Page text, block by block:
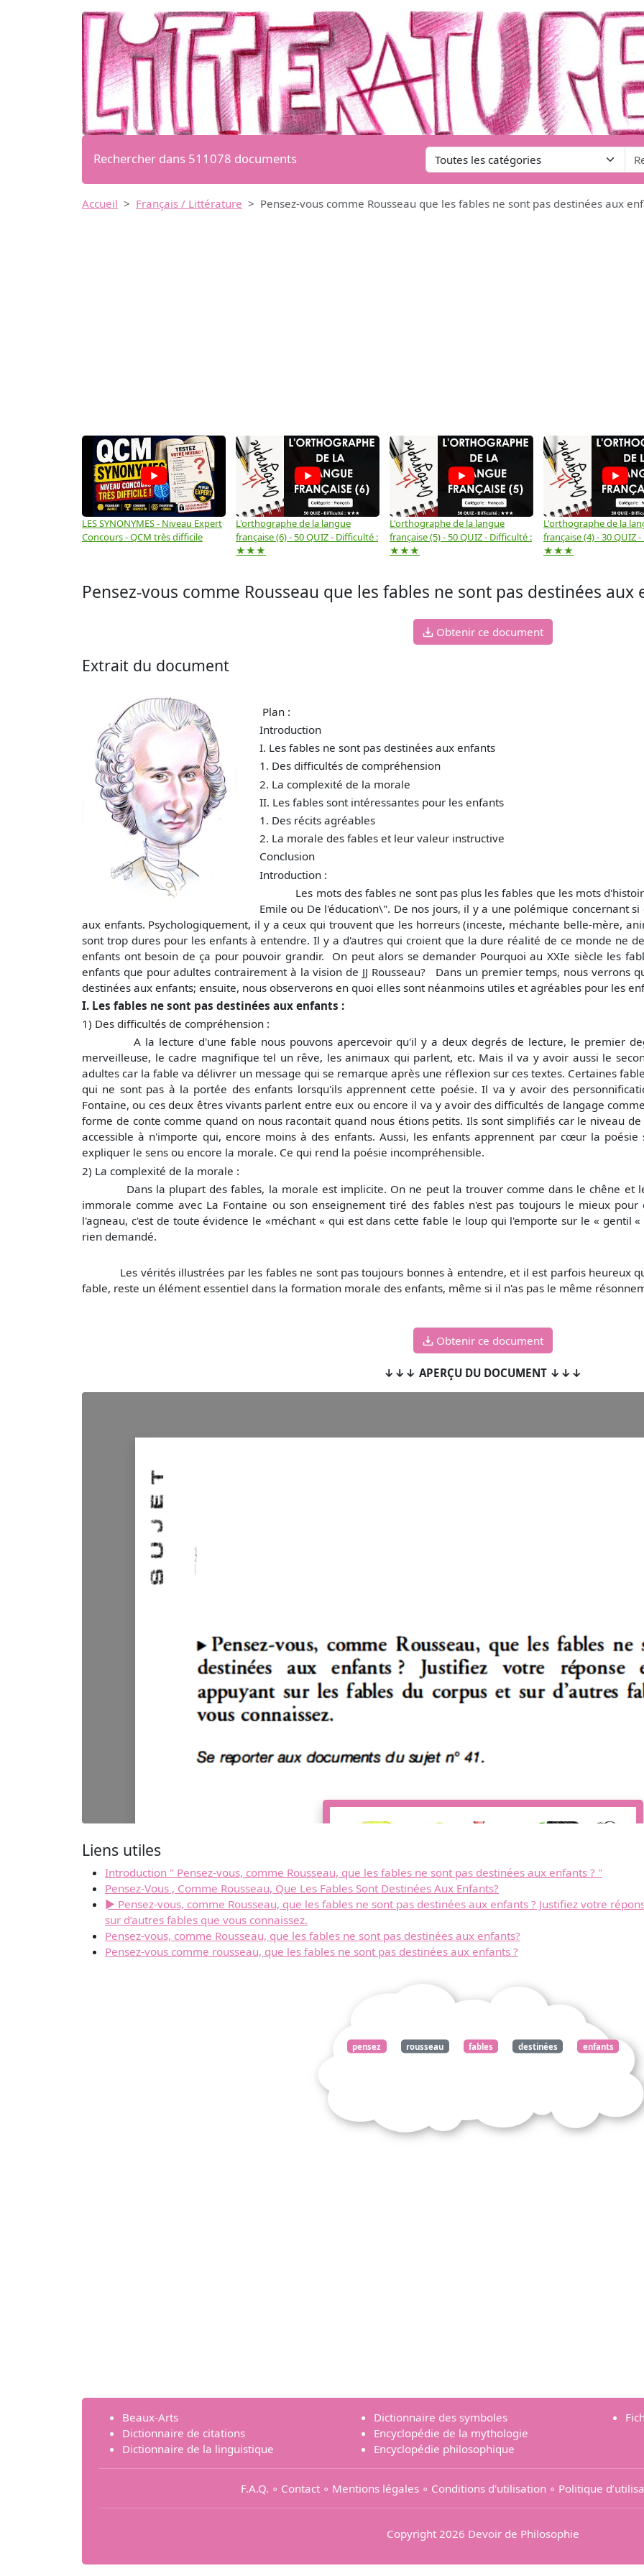
Rechercher dans 511078 documents
Accueil Français / Littérature Pensez-vous comme Rousseau que les fables ne sont pas destinées aux
LES SYNONYMES - Niveau Expert
Concours - QCM très difficile
L'orthographe de la langue
française (6) - 50 QUIZ - Difficulté :
★★★
L'orthographe de la langue
française (5) - 50 QUIZ - Difficulté :
★★★
L'orthographe de la
française (4) - 30 QUIZ
★★★
Pensez-vous comme Rousseau que les fables ne sont pas destinées aux
Obtenir ce document
Extrait du document
Plan :
Introduction
I. Les fables ne sont pas destinées aux enfants
1. Des difficultés de compréhension
2. La complexité de la morale
II. Les fables sont intéressantes pour les enfants
1. Des récits agréables
2. La morale des fables et leur valeur instructive
Conclusion
Introduction :
Les mots des fables ne sont pas plus les fables que les mots
Emile ou De l'éducation\". De nos jours, il y a une polémique concernant
aux enfants. Psychologiquement, il y a ceux qui trouvent que les horreurs (inceste, méchante belle-mère,
sont trop dures pour les enfants à entendre. Il y a d'autres qui croient que la dure réalité de ce monde ne
enfants ont besoin de ça pour pouvoir grandir.
On peut alors se demander Pourquoi au XXIe siècle les
enfants que pour adultes contrairement à la vision de JJ Rousseau?
Dans un premier temps, nous verrons
destinées aux enfants; ensuite, nous observerons en quoi elles sont néanmoins utiles et agréables pour les
I. Les fables ne sont pas destinées aux enfants :
1) Des difficultés de compréhension :
A la lecture d'une fable nous pouvons apercevoir qu'il y a deux degrés de lecture, le premier
merveilleuse, le cadre magnifique tel un rêve, les animaux qui parlent, etc. Mais il va y avoir aussi le
adultes car la fable va délivrer un message qui se remarque après une réflexion sur ces textes. Certaines
qui ne sont pas à la portée des enfants lorsqu'ils apprennent cette poésie. Il va y avoir des
Fontaine, ou ces deux êtres vivants parlent entre eux ou encore il va y avoir des difficultés de langage
forme de conte comme quand on nous racontait quand nous étions petits. Ils sont simplifiés car le niveau
accessible à n'importe qui, encore moins à des enfants. Aussi, les enfants apprennent par cœur la
expliquer le sens ou encore la morale. Ce qui rend la poésie incompréhensible.
2) La complexité de la morale :
Dans la plupart des fables, la morale est implicite. On ne peut la trouver comme dans le chêne et le
immorale comme avec La Fontaine ou son enseignement tiré des fables n'est pas toujours le mieux
l'agneau, c'est de toute évidence le «méchant « qui est dans cette fable le loup qui l'emporte sur le « gentil
rien demandé.
Les vérités illustrées par les fables ne sont pas toujours bonnes à entendre, et il est parfois heureux
fable, reste un élément essentiel dans la formation morale des enfants, même si il n'as pas le même
Obtenir ce document
↓↓↓ APERÇU DU DOCUMENT ↓↓↓
Télécharger
gratuitement ce
document
Liens utiles
Introduction " Pensez-vous, comme Rousseau, que les fables ne sont pas destinées aux enfants ? "
Pensez-Vous , Comme Rousseau, Que Les Fables Sont Destinées Aux Enfants?
► Pensez-vous, comme Rousseau, que les fables ne sont pas destinées aux enfants ? Justifiez votre
sur d’autres fables que vous connaissez.
Pensez-vous, comme Rousseau, que les fables ne sont pas destinées aux enfants?
Pensez-vous comme rousseau, que les fables ne sont pas destinées aux enfants ?
pensez rousseau fables destinées enfants
Beaux-Arts
Dictionnaire de citations
Dictionnaire de la linguistique
Dictionnaire des symboles
Encyclopédie de la mythologie
Encyclopédie philosophique
F.A.Q. ∘ Contact∘ Mentions légales∘ Conditions d'utilisation ∘ Politique
Copyright 2026 Devoir de Philosophie